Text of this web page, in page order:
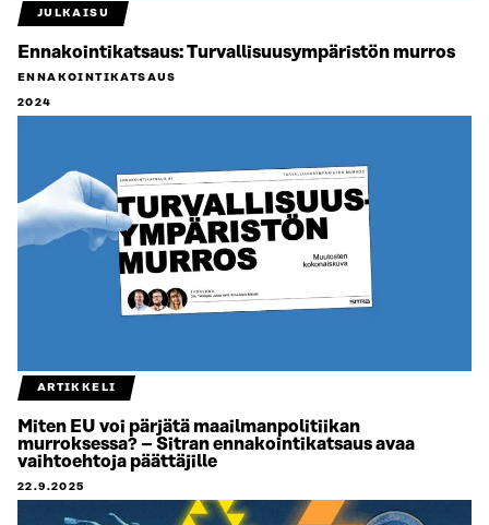
JULKAISU
Ennakointikatsaus: Turvallisuus­ympäristön murros
ENNAKOINTIKATSAUS
2024
ARTIKKELI
Miten EU voi pärjätä maailmanpolitiikan
murroksessa? – Sitran ennakointikatsaus avaa
vaihtoehtoja päättäjille
22.9.2025